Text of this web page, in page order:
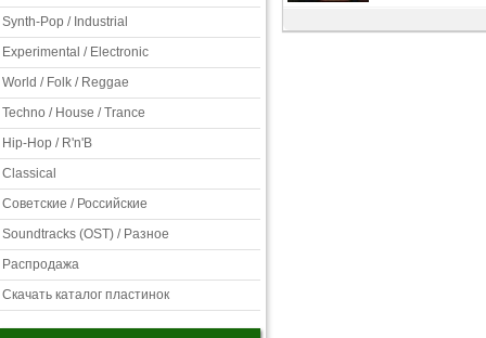
Synth-Pop / Industrial
Experimental / Electronic
World / Folk / Reggae
Techno / House / Trance
Hip-Hop / R'n'B
Classical
Советские / Российские
Soundtracks (OST) / Разное
Распродажа
Скачать каталог пластинок